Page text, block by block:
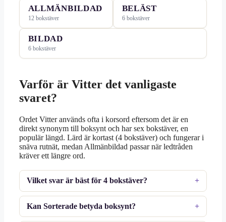
ALLMÄNBILDAD
12 bokstäver
BELÄST
6 bokstäver
BILDAD
6 bokstäver
Varför är Vitter det vanligaste
svaret?
Ordet Vitter används ofta i korsord eftersom det är en
direkt synonym till boksynt och har sex bokstäver, en
populär längd. Lärd är kortast (4 bokstäver) och fungerar i
snäva rutnät, medan Allmänbildad passar när ledtråden
kräver ett längre ord.
Vilket svar är bäst för 4 bokstäver?
Kan Sorterade betyda boksynt?